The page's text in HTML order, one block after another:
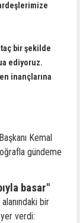
bir şekilde
ediyoruz.
inançlarına
Kemal
gündeme
basar"
bir
verdi: